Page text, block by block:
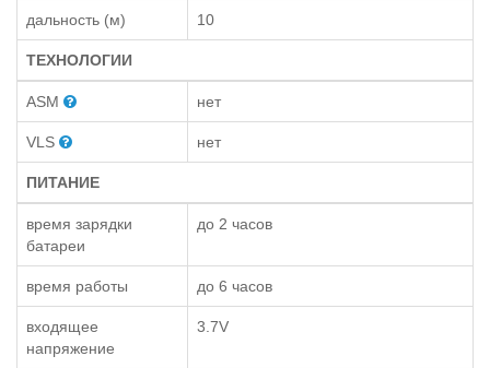
дальность (м) 10
ТЕХНОЛОГИИ
ASM нет
VLS нет
ПИТАНИЕ
время зарядки
батареи
до 2 часов
время работы до 6 часов
входящее
напряжение
3.7V